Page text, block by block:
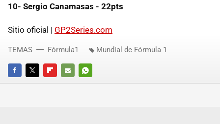
10- Sergio Canamasas - 22pts
Sitio oficial | GP2Series.com
FACEBOOKTWITTERFLIPBOARD
E-
WHATSAPP
TEMAS Fórmula1 Mundial de Fórmula 1